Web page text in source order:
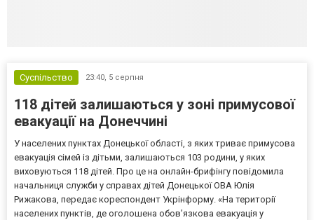
Суспільство 23:40, 5 серпня
118 дітей залишаються у зоні примусової
евакуації на Донеччині
У населених пунктах Донецької області, з яких триває примусова
евакуація сімей із дітьми, залишаються 103 родини, у яких
виховуються 118 дітей. Про це на онлайн-брифінгу повідомила
начальниця служби у справах дітей Донецької ОВА Юлія
Рижакова, передає кореспондент Укрінформу. «На території
населених пунктів, де оголошена обов’язкова евакуація у